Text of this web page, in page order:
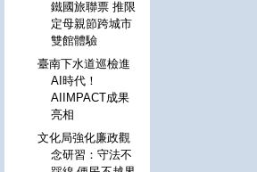
鐵國旅聯票 推限
定母親節跨城市
雙館體驗
臺南下水道巡檢進
AI時代！
AIIMPACT成果
亮相
文化局強化廉政觀
念研習：守法不